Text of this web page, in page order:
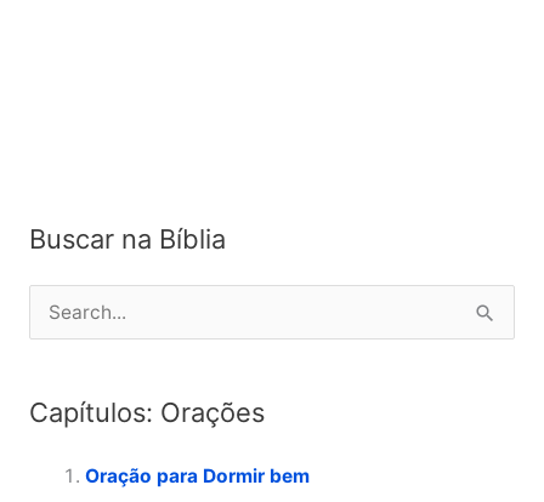
Buscar na Bíblia
e
q
Capítulos: Orações
Oração para Dormir bem